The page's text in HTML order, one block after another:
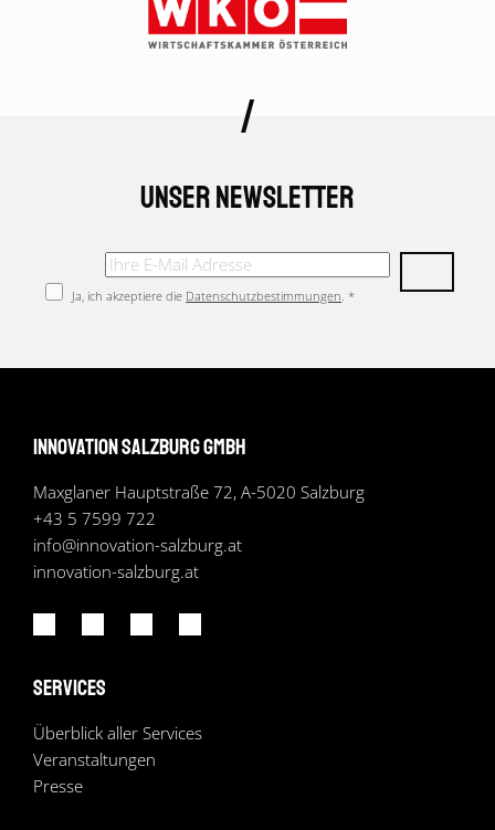
Unser Newsletter
Ja, ich akzeptiere die Datenschutzbestimmungen. *
Innovation Salzburg GmbH
Maxglaner Hauptstraße 72, A-5020 Salzburg
+43 5 7599 722
info@innovation-salzburg.at
innovation-salzburg.at
Services
Überblick aller Services
Veranstaltungen
Presse